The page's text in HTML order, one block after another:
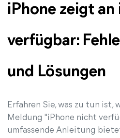
iPhone zeigt
verfügbar:
und Lösungen
Erfahren Sie, was zu tun ist,
Meldung "iPhone nicht
umfassende Anleitung